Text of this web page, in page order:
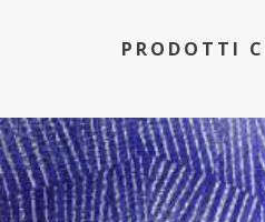
PRODOTTI